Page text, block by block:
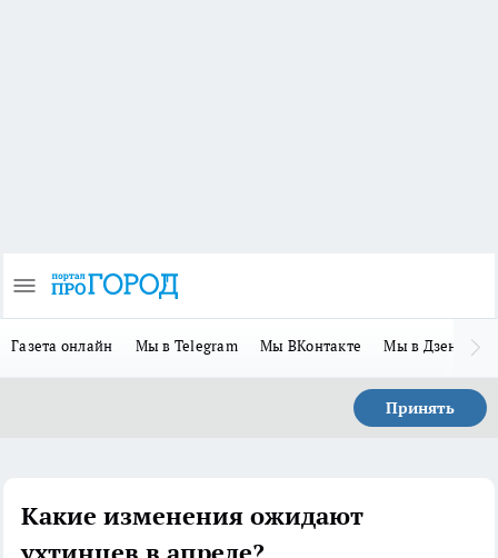
Газета онлайн Мы в Telegram Мы ВКонтакте Мы в Дзене
Принять
Какие изменения ожидают